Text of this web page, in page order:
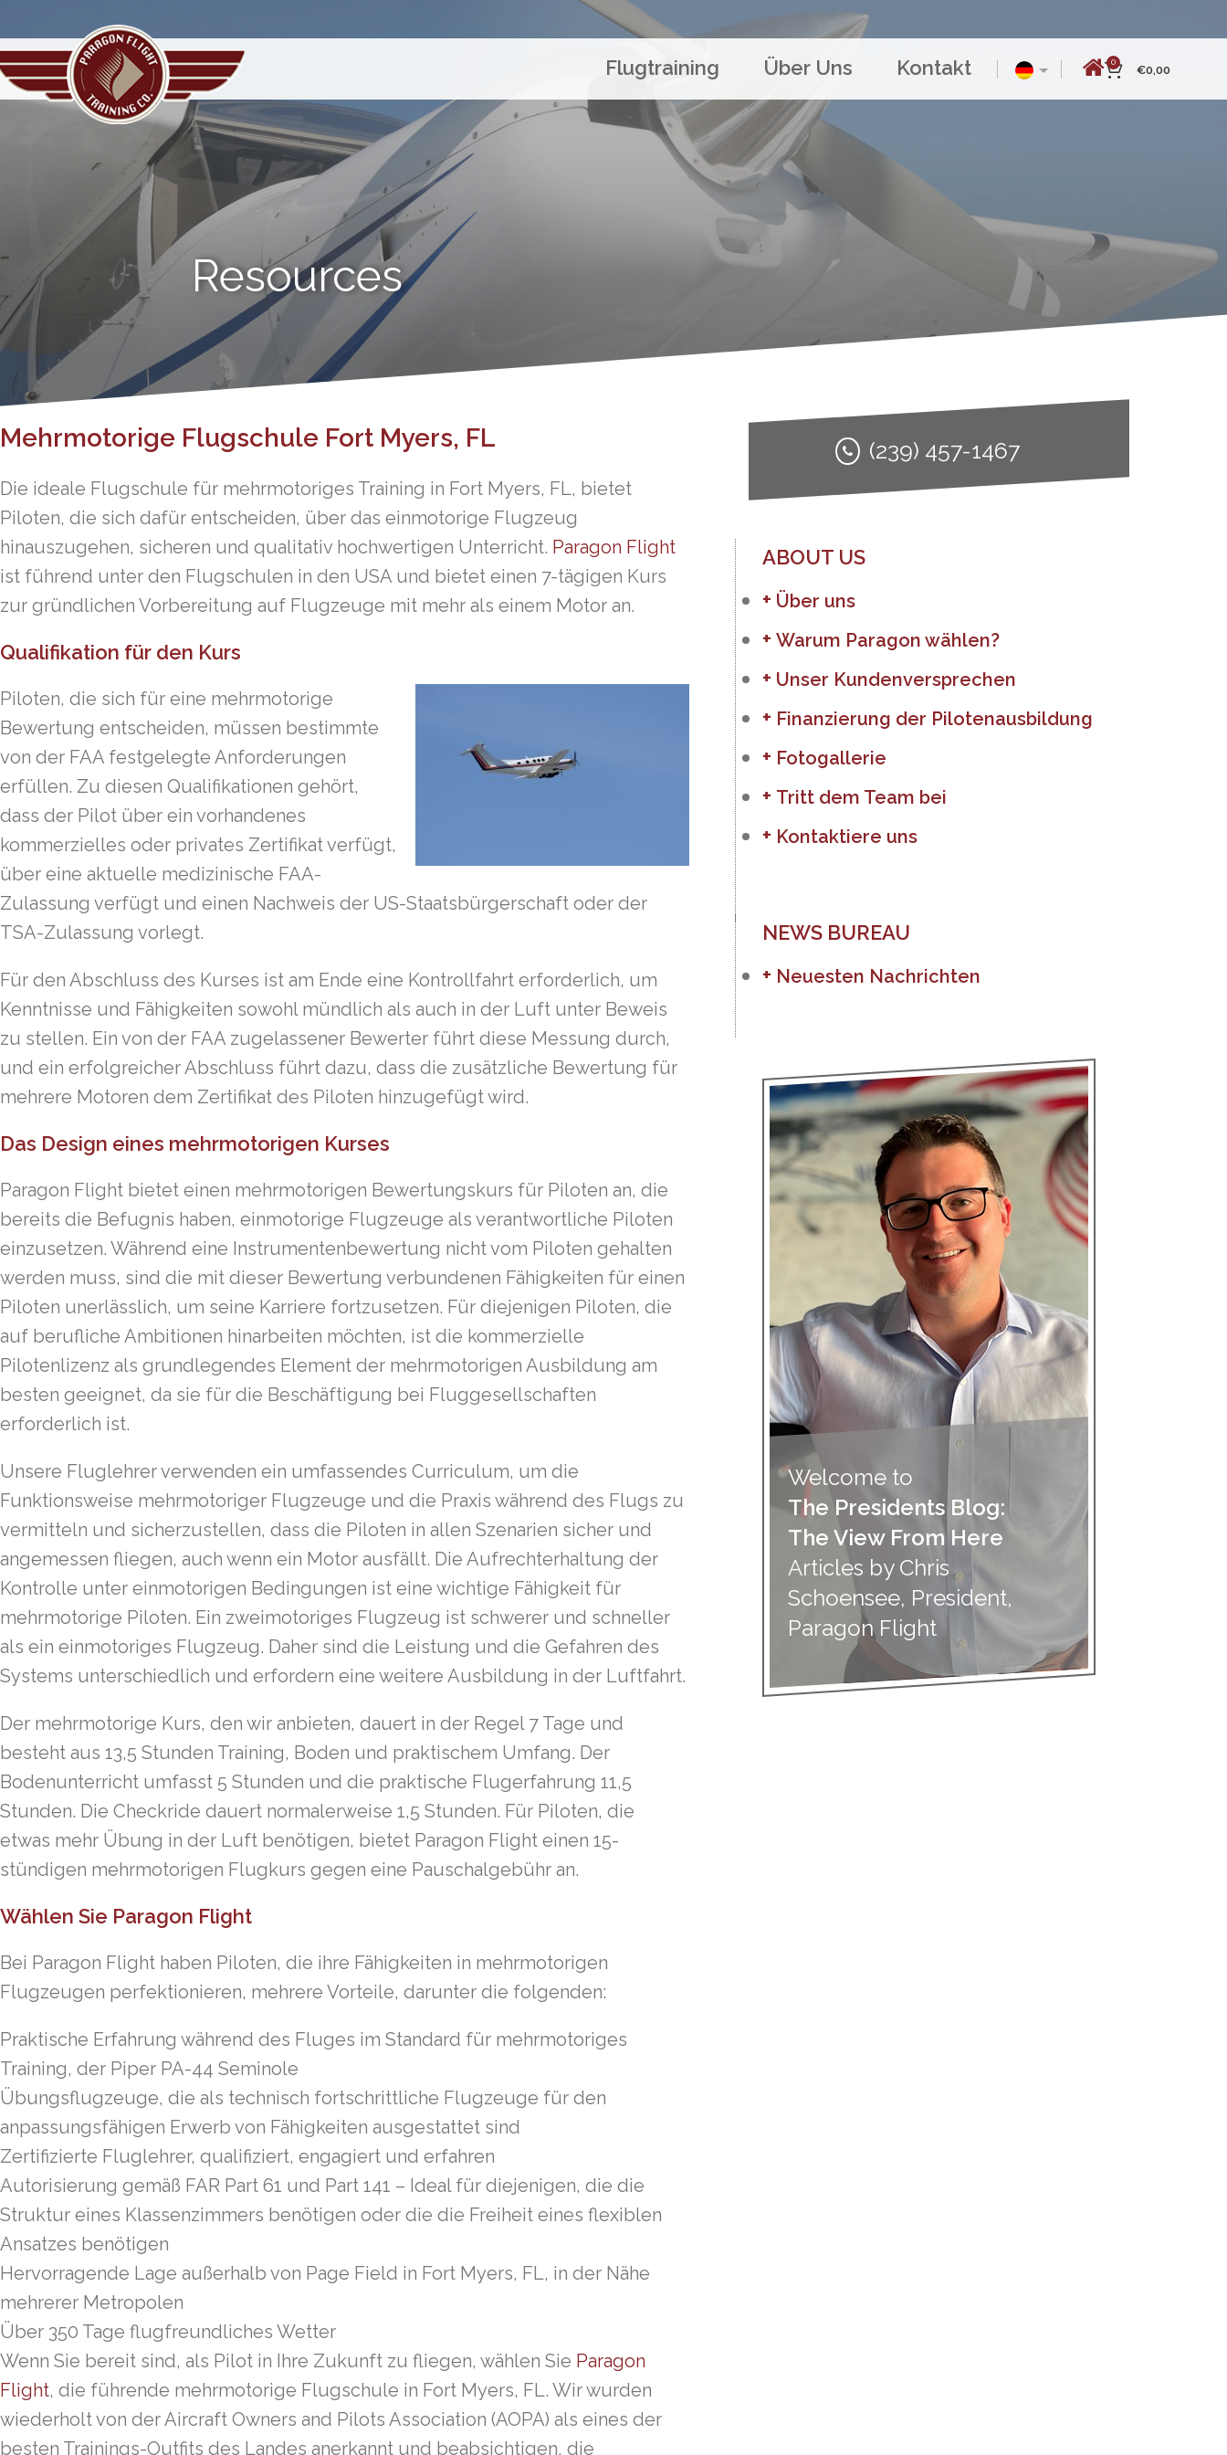
Flugtraining Über Uns Kontakt 0
€0,00
Resources
Mehrmotorige Flugschule Fort Myers, FL
Die ideale Flugschule für mehrmotoriges Training in Fort Myers, FL, bietet
Piloten, die sich dafür entscheiden, über das einmotorige Flugzeug
hinauszugehen, sicheren und qualitativ hochwertigen Unterricht. Paragon Flight
ist führend unter den Flugschulen in den USA und bietet einen 7-tägigen Kurs
zur gründlichen Vorbereitung auf Flugzeuge mit mehr als einem Motor an.
Qualifikation für den Kurs
Piloten, die sich für eine mehrmotorige
Bewertung entscheiden, müssen bestimmte
von der FAA festgelegte Anforderungen
erfüllen. Zu diesen Qualifikationen gehört,
dass der Pilot über ein vorhandenes
kommerzielles oder privates Zertifikat verfügt,
über eine aktuelle medizinische FAA-
Zulassung verfügt und einen Nachweis der US-Staatsbürgerschaft oder der
TSA-Zulassung vorlegt.
Für den Abschluss des Kurses ist am Ende eine Kontrollfahrt erforderlich, um
Kenntnisse und Fähigkeiten sowohl mündlich als auch in der Luft unter Beweis
zu stellen. Ein von der FAA zugelassener Bewerter führt diese Messung durch,
und ein erfolgreicher Abschluss führt dazu, dass die zusätzliche Bewertung für
mehrere Motoren dem Zertifikat des Piloten hinzugefügt wird.
Das Design eines mehrmotorigen Kurses
Paragon Flight bietet einen mehrmotorigen Bewertungskurs für Piloten an, die
bereits die Befugnis haben, einmotorige Flugzeuge als verantwortliche Piloten
einzusetzen. Während eine Instrumentenbewertung nicht vom Piloten gehalten
werden muss, sind die mit dieser Bewertung verbundenen Fähigkeiten für einen
Piloten unerlässlich, um seine Karriere fortzusetzen. Für diejenigen Piloten, die
auf berufliche Ambitionen hinarbeiten möchten, ist die kommerzielle
Pilotenlizenz als grundlegendes Element der mehrmotorigen Ausbildung am
besten geeignet, da sie für die Beschäftigung bei Fluggesellschaften
erforderlich ist.
Unsere Fluglehrer verwenden ein umfassendes Curriculum, um die
Funktionsweise mehrmotoriger Flugzeuge und die Praxis während des Flugs zu
vermitteln und sicherzustellen, dass die Piloten in allen Szenarien sicher und
angemessen fliegen, auch wenn ein Motor ausfällt. Die Aufrechterhaltung der
Kontrolle unter einmotorigen Bedingungen ist eine wichtige Fähigkeit für
mehrmotorige Piloten. Ein zweimotoriges Flugzeug ist schwerer und schneller
als ein einmotoriges Flugzeug. Daher sind die Leistung und die Gefahren des
Systems unterschiedlich und erfordern eine weitere Ausbildung in der Luftfahrt.
Der mehrmotorige Kurs, den wir anbieten, dauert in der Regel 7 Tage und
besteht aus 13,5 Stunden Training, Boden und praktischem Umfang. Der
Bodenunterricht umfasst 5 Stunden und die praktische Flugerfahrung 11,5
Stunden. Die Checkride dauert normalerweise 1,5 Stunden. Für Piloten, die
etwas mehr Übung in der Luft benötigen, bietet Paragon Flight einen 15-
stündigen mehrmotorigen Flugkurs gegen eine Pauschalgebühr an.
Wählen Sie Paragon Flight
Bei Paragon Flight haben Piloten, die ihre Fähigkeiten in mehrmotorigen
Flugzeugen perfektionieren, mehrere Vorteile, darunter die folgenden:
Praktische Erfahrung während des Fluges im Standard für mehrmotoriges
Training, der Piper PA-44 Seminole
Übungsflugzeuge, die als technisch fortschrittliche Flugzeuge für den
anpassungsfähigen Erwerb von Fähigkeiten ausgestattet sind
Zertifizierte Fluglehrer, qualifiziert, engagiert und erfahren
Autorisierung gemäß FAR Part 61 und Part 141 – Ideal für diejenigen, die die
Struktur eines Klassenzimmers benötigen oder die die Freiheit eines flexiblen
Ansatzes benötigen
Hervorragende Lage außerhalb von Page Field in Fort Myers, FL, in der Nähe
mehrerer Metropolen
Über 350 Tage flugfreundliches Wetter
Wenn Sie bereit sind, als Pilot in Ihre Zukunft zu fliegen, wählen Sie Paragon
Flight, die führende mehrmotorige Flugschule in Fort Myers, FL. Wir wurden
wiederholt von der Aircraft Owners and Pilots Association (AOPA) als eines der
besten Trainings-Outfits des Landes anerkannt und beabsichtigen, die
(239) 457-1467
ABOUT US
Über uns
Warum Paragon wählen?
Unser Kundenversprechen
Finanzierung der Pilotenausbildung
Fotogallerie
Tritt dem Team bei
Kontaktiere uns
NEWS BUREAU
Neuesten Nachrichten
Welcome to
The Presidents Blog:
The View From Here
Articles by Chris
Schoensee, President,
Paragon Flight